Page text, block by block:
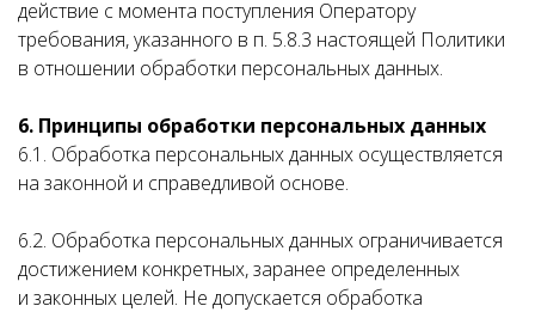
действие с момента поступления Оператору
требования, указанного в п. 5.8.3 настоящей Политики
в отношении обработки персональных данных.
6. Принципы обработки персональных данных
6.1. Обработка персональных данных осуществляется
на законной и справедливой основе.
6.2. Обработка персональных данных ограничивается
достижением конкретных, заранее определенных
и законных целей. Не допускается обработка